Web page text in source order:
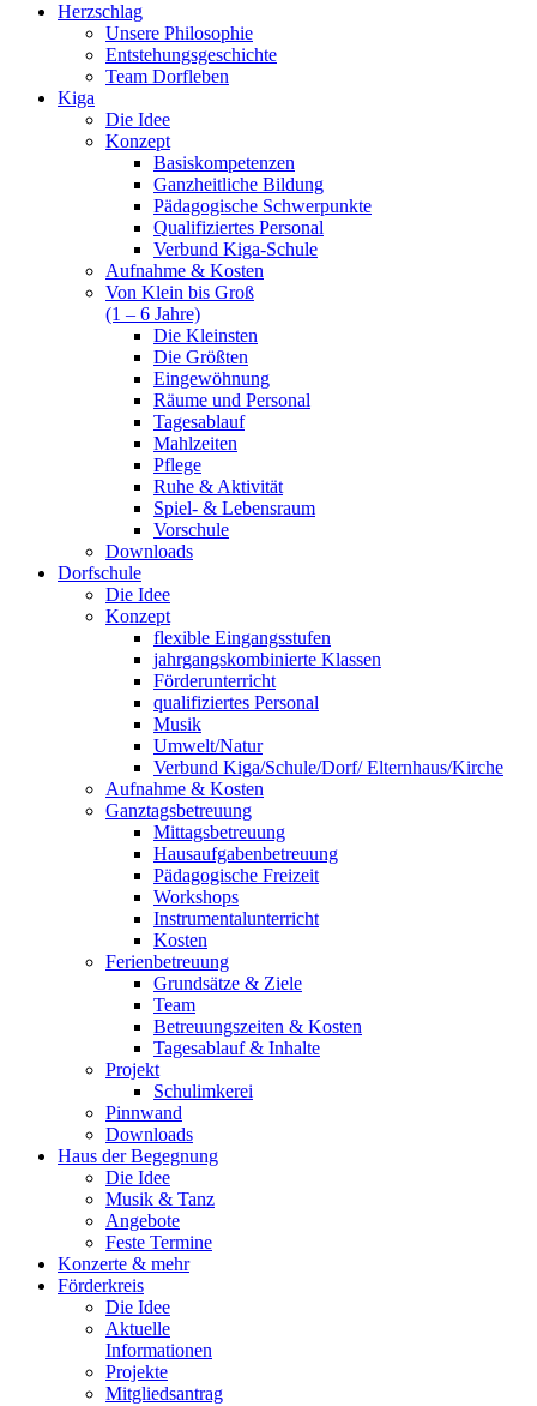
Herzschlag
Unsere Philosophie
Entstehungsgeschichte
Team Dorfleben
Kiga
Die Idee
Konzept
Basiskompetenzen
Ganzheitliche Bildung
Pädagogische Schwerpunkte
Qualifiziertes Personal
Verbund Kiga-Schule
Aufnahme & Kosten
Von Klein bis Groß
(1 – 6 Jahre)
Die Kleinsten
Die Größten
Eingewöhnung
Räume und Personal
Tagesablauf
Mahlzeiten
Pflege
Ruhe & Aktivität
Spiel- & Lebensraum
Vorschule
Downloads
Dorfschule
Die Idee
Konzept
flexible Eingangsstufen
jahrgangskombinierte Klassen
Förderunterricht
qualifiziertes Personal
Musik
Umwelt/Natur
Verbund Kiga/Schule/Dorf/ Elternhaus/Kirche
Aufnahme & Kosten
Ganztagsbetreuung
Mittagsbetreuung
Hausaufgabenbetreuung
Pädagogische Freizeit
Workshops
Instrumentalunterricht
Kosten
Ferienbetreuung
Grundsätze & Ziele
Team
Betreuungszeiten & Kosten
Tagesablauf & Inhalte
Projekt
Schulimkerei
Pinnwand
Downloads
Haus der Begegnung
Die Idee
Musik & Tanz
Angebote
Feste Termine
Konzerte & mehr
Förderkreis
Die Idee
Aktuelle
Informationen
Projekte
Mitgliedsantrag